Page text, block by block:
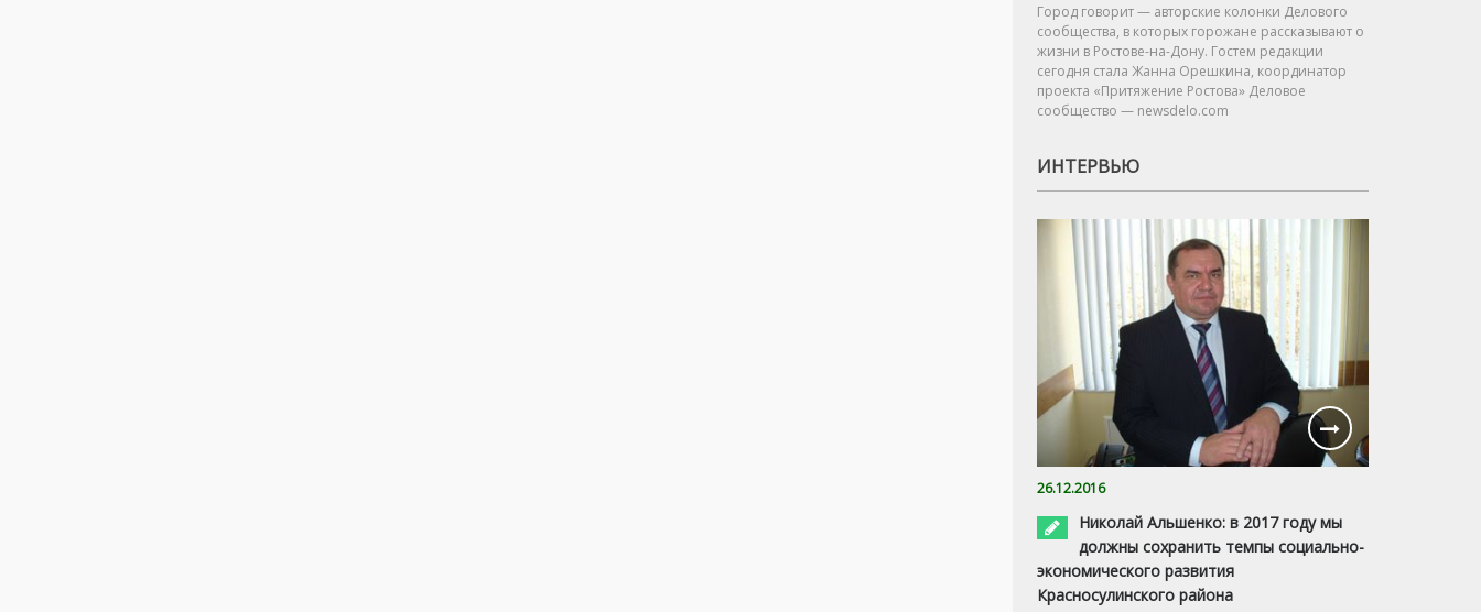
Город говорит — авторские колонки Делового
сообщества, в которых горожане рассказывают о
жизни в Ростове-на-Дону. Гостем редакции
сегодня стала Жанна Орешкина, координатор
проекта «Притяжение Ростова» Деловое
сообщество — newsdelo.com
ИНТЕРВЬЮ
26.12.2016
Николай Альшенко: в 2017 году мы
должны сохранить темпы социально-
экономического развития
Красносулинского района